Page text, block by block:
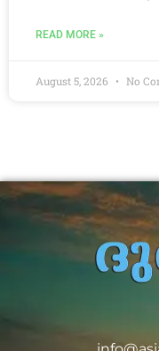
READ MORE »
August 5, 2026 No